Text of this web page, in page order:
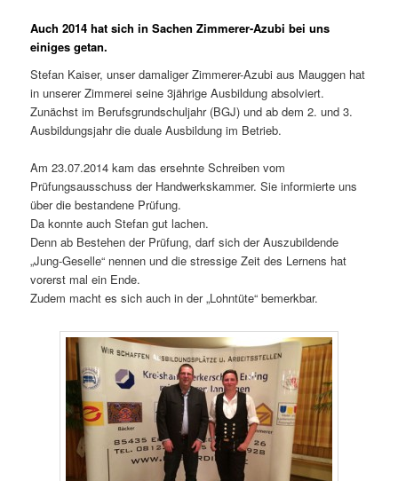
Auch 2014 hat sich in Sachen Zimmerer-Azubi bei uns
einiges getan.
Stefan Kaiser, unser damaliger Zimmerer-Azubi aus Mauggen hat
in unserer Zimmerei seine 3jährige Ausbildung absolviert.
Zunächst im Berufsgrundschuljahr (BGJ) und ab dem 2. und 3.
Ausbildungsjahr die duale Ausbildung im Betrieb.
Am 23.07.2014 kam das ersehnte Schreiben vom
Prüfungsausschuss der Handwerkskammer. Sie informierte uns
über die bestandene Prüfung.
Da konnte auch Stefan gut lachen.
Denn ab Bestehen der Prüfung, darf sich der Auszubildende
„Jung-Geselle“ nennen und die stressige Zeit des Lernens hat
vorerst mal ein Ende.
Zudem macht es sich auch in der „Lohntüte“ bemerkbar.